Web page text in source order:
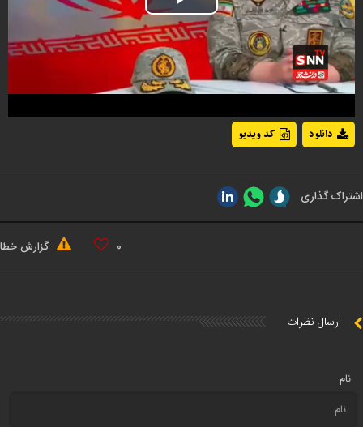
Play
Video
کد ویدیو دانلود
اشتراک گذاری
۰ گزارش خطا
ارسال نظرات
نام